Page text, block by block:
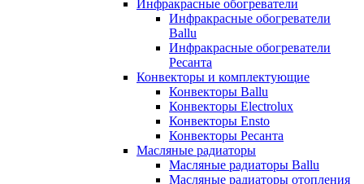
Инфракрасные обогреватели
Инфракрасные обогреватели
Ballu
Инфракрасные обогреватели
Ресанта
Конвекторы и комплектующие
Конвекторы Ballu
Конвекторы Electrolux
Конвекторы Ensto
Конвекторы Ресанта
Масляные радиаторы
Масляные радиаторы Ballu
Масляные радиаторы отопления